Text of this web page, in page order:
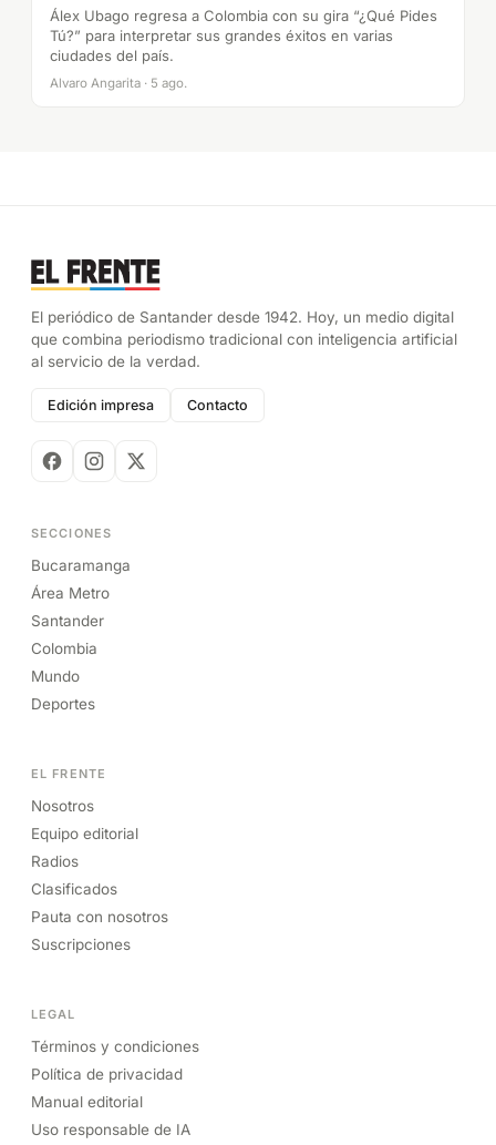
Álex Ubago regresa a Colombia con su gira “¿Qué Pides
Tú?” para interpretar sus grandes éxitos en varias
ciudades del país.
Alvaro Angarita · 5 ago.
El periódico de Santander desde 1942. Hoy, un medio digital
que combina periodismo tradicional con inteligencia artificial
al servicio de la verdad.
Edición impresa Contacto
SECCIONES
Bucaramanga
Área Metro
Santander
Colombia
Mundo
Deportes
EL FRENTE
Nosotros
Equipo editorial
Radios
Clasificados
Pauta con nosotros
Suscripciones
LEGAL
Términos y condiciones
Política de privacidad
Manual editorial
Uso responsable de IA